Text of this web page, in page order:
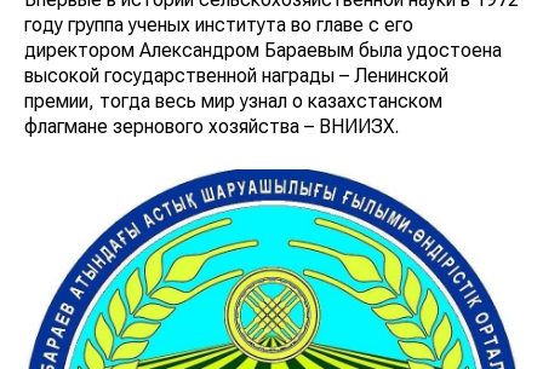
году группа ученых института во главе с его
директором Александром Бараевым была удостоена
высокой государственной награды – Ленинской
премии, тогда весь мир узнал о казахстанском
флагмане зернового хозяйства – ВНИИЗХ.